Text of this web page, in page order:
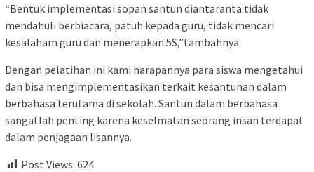
“Bentuk implementasi sopan santun diantaranta tidak
mendahuli berbiacara, patuh kepada guru, tidak mencari
kesalaham guru dan menerapkan 5S,”tambahnya.
Dengan pelatihan ini kami harapannya para siswa mengetahui
dan bisa mengimplementasikan terkait kesantunan dalam
berbahasa terutama di sekolah. Santun dalam berbahasa
sangatlah penting karena keselmatan seorang insan terdapat
dalam penjagaan lisannya.
Post Views: 624